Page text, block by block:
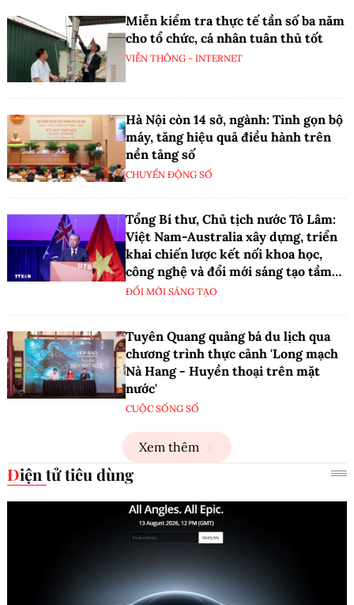
Miễn kiểm tra thực tế tần số ba năm
cho tổ chức, cá nhân tuân thủ tốt
VIỄN THÔNG - INTERNET
Hà Nội còn 14 sở, ngành: Tinh gọn bộ
máy, tăng hiệu quả điều hành trên
nền tảng số
CHUYỂN ĐỘNG SỐ
Tổng Bí thư, Chủ tịch nước Tô Lâm:
Việt Nam-Australia xây dựng, triển
khai chiến lược kết nối khoa học,
công nghệ và đổi mới sáng tạo tầm
nhìn dài hạn
ĐỔI MỚI SÁNG TẠO
Tuyên Quang quảng bá du lịch qua
chương trình thực cảnh 'Long mạch
Nà Hang - Huyền thoại trên mặt
nước'
CUỘC SỐNG SỐ
Xem thêm
Điện tử tiêu dùng